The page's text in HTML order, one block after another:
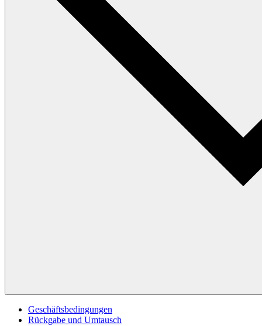
Geschäftsbedingungen
Rückgabe und Umtausch